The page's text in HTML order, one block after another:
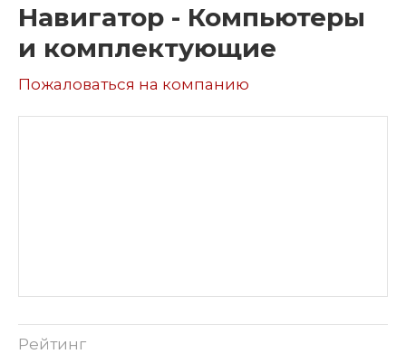
Навигатор - Компьютеры
и комплектующие
Пожаловаться на компанию
Рейтинг